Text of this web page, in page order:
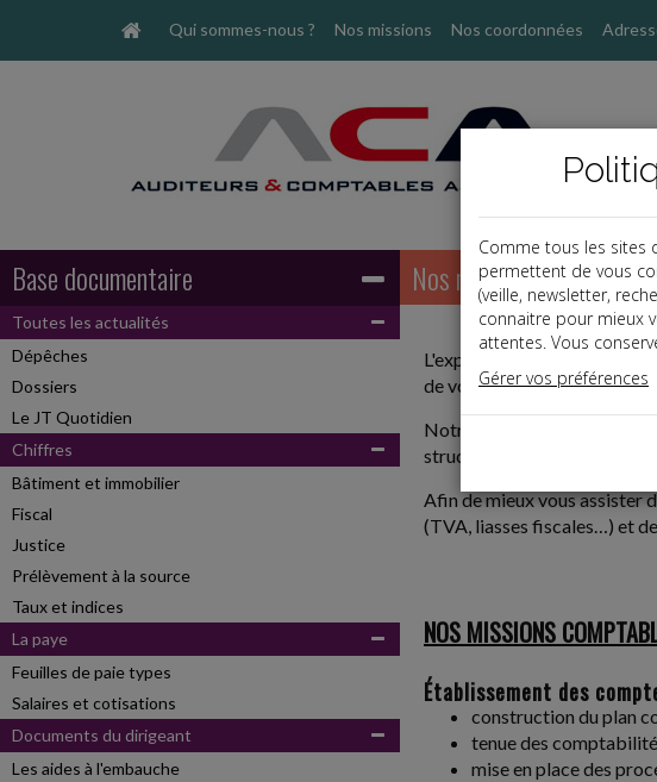
Qui sommes-nous ? Nos missions Nos coordonnées
Base documentaire
Toutes les actualités
Dépêches
Dossiers
Le JT Quotidien
Chiffres
Bâtiment et immobilier
Fiscal
Justice
Prélèvement à la source
Taux et indices
La paye
Feuilles de paie types
Salaires et cotisations
Documents du dirigeant
Les aides à l'embauche
Nos missions
L'expert-comptable,
de votre entreprise.
Notre cabinet met à votre
structure et d'optimiser vos
Afin de mieux vous assister
(TVA, liasses fiscales…) et
NOS MISSIONS
Établissement des
construction du plan
tenue des
mise en place des
Comme tous les sites
permettent de vous
(veille, newsletter,
connaitre pour mieux
attentes. Vous
Gérer vos préférences